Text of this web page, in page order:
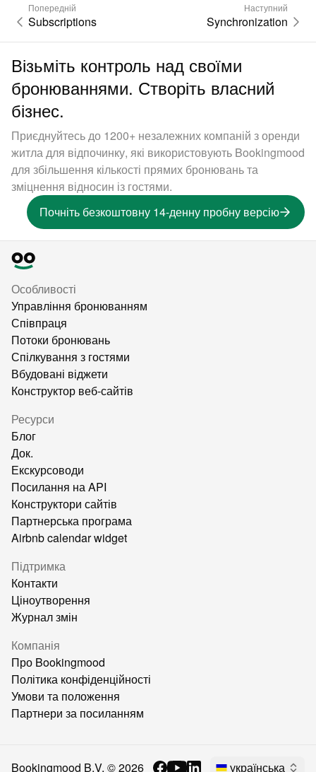
Попередній
Subscriptions
Наступний
Synchronization
Візьміть контроль над своїми
бронюваннями. Створіть власний
бізнес.
Приєднуйтесь до 1200+ незалежних компаній з оренди
житла для відпочинку, які використовують Bookingmood
для збільшення кількості прямих бронювань та
зміцнення відносин із гостями.
Почніть безкоштовну 14-денну пробну версію
Особливості
Управління бронюванням
Співпраця
Потоки бронювань
Спілкування з гостями
Вбудовані віджети
Конструктор веб-сайтів
Ресурси
Блог
Док.
Екскурсоводи
Посилання на API
Конструктори сайтів
Партнерська програма
Airbnb calendar widget
Підтримка
Контакти
Ціноутворення
Журнал змін
Компанія
Про Bookingmood
Політика конфіденційності
Умови та положення
Партнери за посиланням
Bookingmood B.V. ©2026 українська